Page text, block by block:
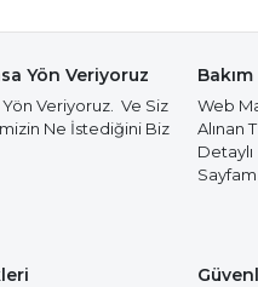
Yön Veriyoruz
Veriyoruz. Ve Siz
Ne İstediğini Biz
Web
Alınan